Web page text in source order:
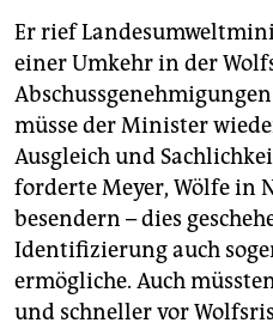
Er rief
einer Umkehr in der
müsse der Minister
Ausgleich und
forderte Meyer, Wölfe in
besendern – dies
Identifizierung auch
ermögliche. Auch
und schneller vor